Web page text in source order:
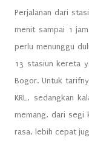
Perjalanan dari
menit sampai 1
perlu menunggu
13 stasiun kereta
Bogor. Untuk
KRL, sedangkan
memang, dari segi
rasa, lebih cepat